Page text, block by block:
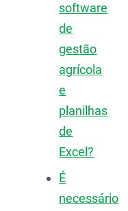
software
de
gestão
agrícola
e
planilhas
de
Excel?
É
necessário